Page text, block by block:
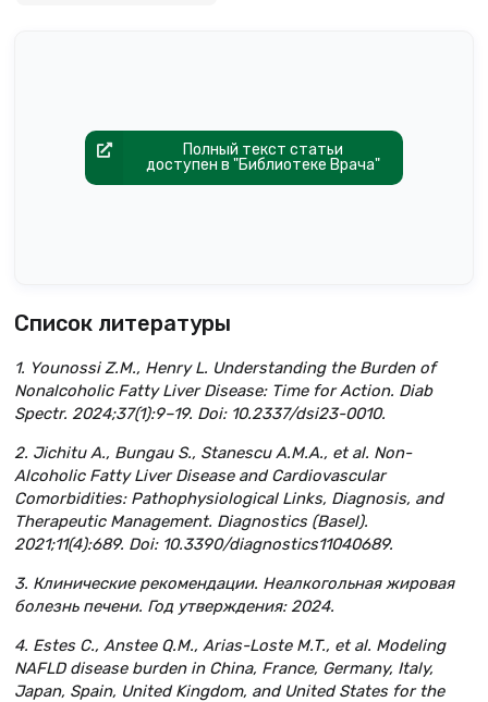
Полный текст статьи
доступен в "Библиотеке Врача"
Список литературы
1. Younossi Z.M., Henry L. Understanding the Burden of
Nonalcoholic Fatty Liver Disease: Time for Action. Diab
Spectr. 2024;37(1):9–19. Doi: 10.2337/dsi23-0010.
2. Jichitu A., Bungau S., Stanescu A.M.A., et al. Non-
Alcoholic Fatty Liver Disease and Cardiovascular
Comorbidities: Pathophysiological Links, Diagnosis, and
Therapeutic Management. Diagnostics (Basel).
2021;11(4):689. Doi: 10.3390/diagnostics11040689.
3. Клинические рекомендации. Неалкогольная жировая
болезнь печени. Год утверждения: 2024.
4. Estes C., Anstee Q.M., Arias-Loste M.T., et al. Modeling
NAFLD disease burden in China, France, Germany, Italy,
Japan, Spain, United Kingdom, and United States for the